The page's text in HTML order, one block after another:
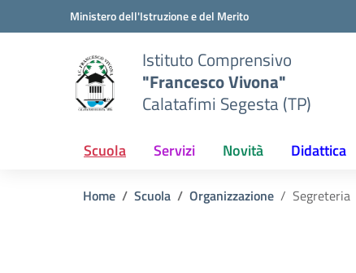
Vai ai contenuti
Vai al menu di navigazioneMinistero dell'Istruzione e del Merito
Istituto Comprensivo
"Francesco Vivona"
Calatafimi Segesta (TP)
Scuola Servizi Novità Didattica
Home Scuola Organizzazione Segreteria